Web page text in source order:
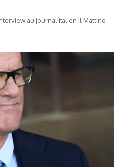
au journal italien Il Mattino